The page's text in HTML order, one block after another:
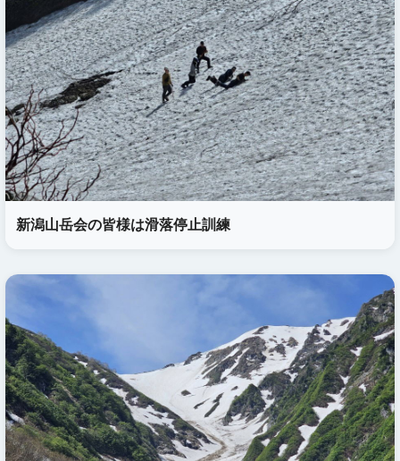
新潟山岳会の皆様は滑落停止訓練